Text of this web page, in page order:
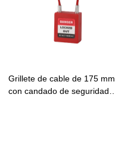
Grillete de cable de 175 mm
con candado de seguridad